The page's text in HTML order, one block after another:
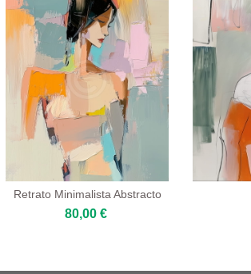
Retrato Minimalista Abstracto
80,00 €